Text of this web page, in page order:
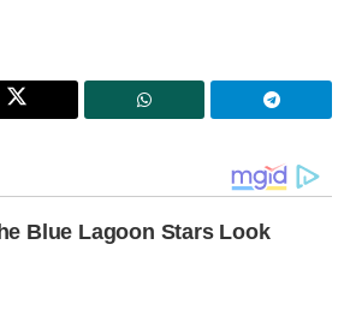
600 ഏക്കർ ഭൂമി
മന്ത്രിസഭാ യോഗത്തിലെ
സുപ്രധാന
2,216
അതിർത്തി പങ്കിടുന്ന